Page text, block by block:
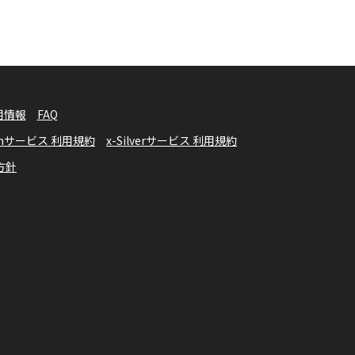
情報
FAQ
ービス 利用規約
x-Silverサービス 利用規約
針